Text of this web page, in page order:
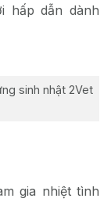
hấp dẫn dành
sinh nhật 2Vet
gia nhiệt tình